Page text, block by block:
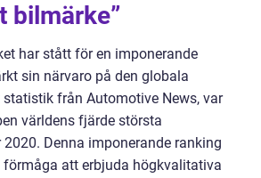
bilmärke”
har stått för en imponerande
sin närvaro på den globala
från Automotive News, var
världens fjärde största
Denna imponerande ranking
att erbjuda högkvalitativa